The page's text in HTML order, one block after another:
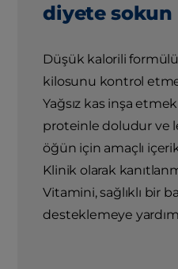
diyete sokun
Düşük kalorili
kilosunu kontrol
Yağsız kas inşa
proteinle doludur ve
öğün için amaçlı
Klinik olarak
Vitamini, sağlıklı bir
desteklemeye